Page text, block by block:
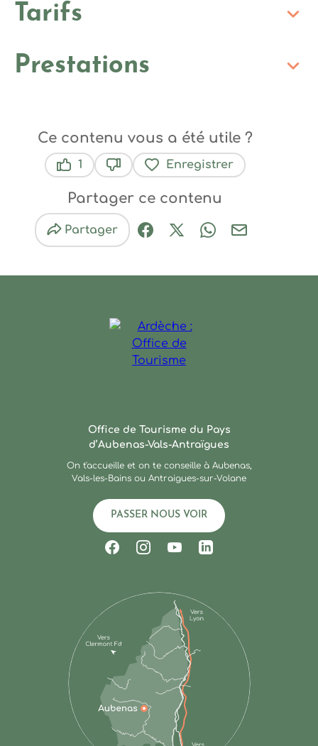
Tarifs
Prestations
Ce contenu vous a été utile ?
1
Enregistrer
Partager ce contenu
Partager
Partager sur Facebook
Partager sur X / Twitter
Partager sur
Partager par
Office de Tourisme du Pays
d’Aubenas-Vals-Antraïgues
On t'accueille et on te conseille à Aubenas,
Vals-les-Bains ou Antraigues-sur-Volane
PASSER NOUS VOIR
Suivez-nous sur Facebook
Suivez-nous sur Instagram
Suivez-nous sur
Suivez-nous sur